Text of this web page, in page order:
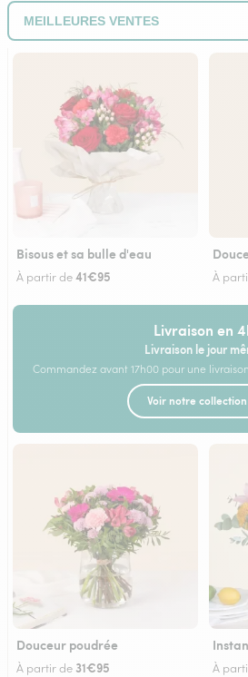
Bisous et sa bulle d'eau
À partir de41€95 À
Livraison en
Livraison le jour
Commandez avant 17h00 pour une
Voir notre
Douceur poudrée
À partir de 31€95 À